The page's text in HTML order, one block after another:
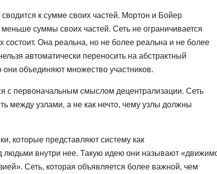
к сумме своих частей. Мортон и Бойер
суммы своих частей. Сеть не ограничивается
Она реальна, но не более реальна и не более
автоматически переносить на абстрактный
они объединяют множество участников.
с первоначальным смыслом децентрализации. Сеть
между узлами, а не как нечто, чему узлы должны
которые представляют систему как
внутри нее. Такую идею они называют
Сеть, которая объявляется более важной, чем